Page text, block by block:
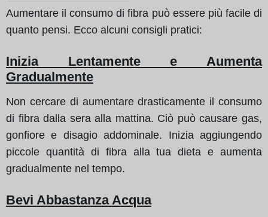
Aumentare il consumo di fibra può essere più facile di
quanto pensi. Ecco alcuni consigli pratici:
Inizia Lentamente e Aumenta
Gradualmente
Non cercare di aumentare drasticamente il consumo
di fibra dalla sera alla mattina. Ciò può causare gas,
gonfiore e disagio addominale. Inizia aggiungendo
piccole quantità di fibra alla tua dieta e aumenta
gradualmente nel tempo.
Bevi Abbastanza Acqua